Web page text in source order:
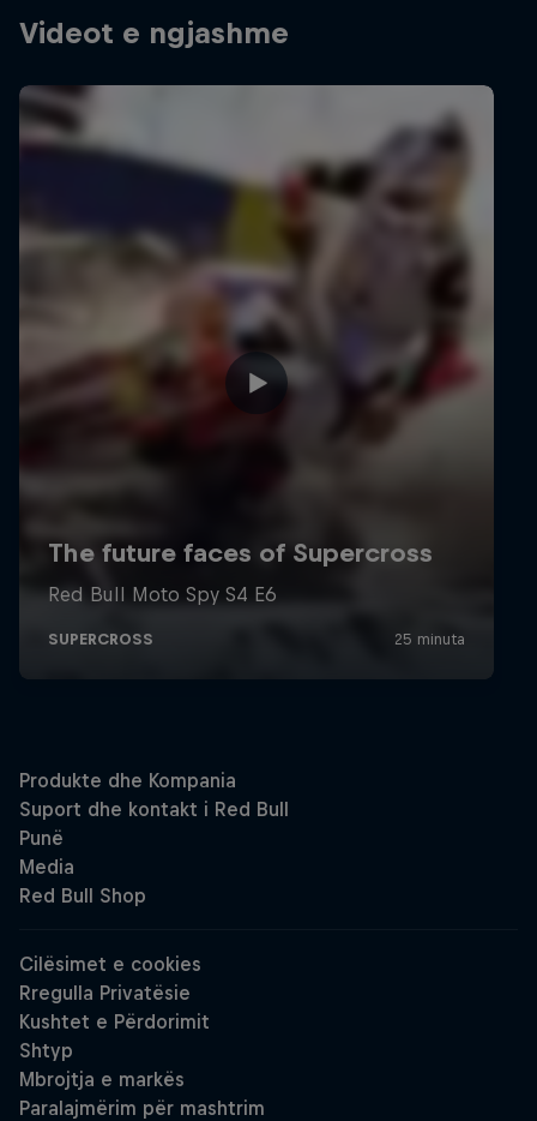
Videot e ngjashme